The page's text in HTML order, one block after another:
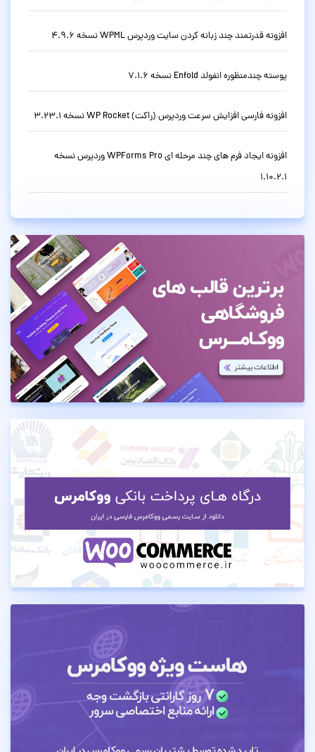
افزونه قدرتمند چند زبانه کردن سایت وردپرس WPML نسخه 4.9.6
پوسته چندمنظوره انفولد Enfold نسخه 7.1.6
افزونه فارسی افزایش سرعت وردپرس (راکت) WP Rocket نسخه 3.23.1
افزونه ایجاد فرم های چند مرحله ای WPForms Pro وردپرس نسخه
1.10.2.1